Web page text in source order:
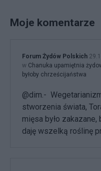
Moje komentarze
Forum Żydów Polskich
w Chanuka upamiętnia
byłoby chrześcijaństwa
@dim.-
stworzenia świata,
mięsa było zakazane,
daję wszelką roślinę